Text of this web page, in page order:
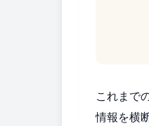
これまで
情報を横